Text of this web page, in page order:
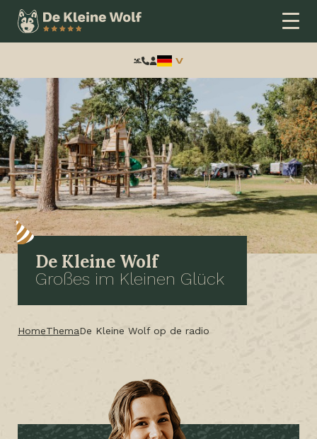
Frontend
search:
De Kleine Wolf
Großes im Kleinen Glück
HomeThemaDe Kleine Wolf op de radio